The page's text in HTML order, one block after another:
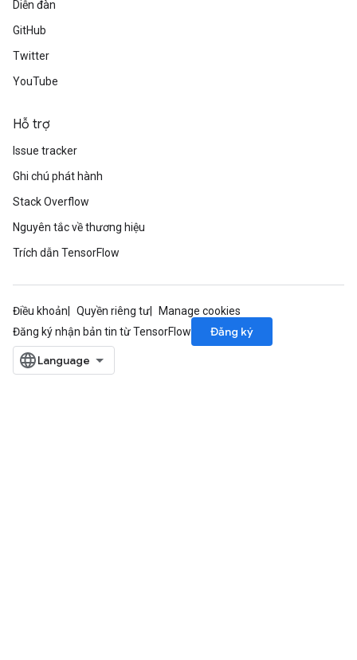
Diễn đàn
GitHub
Twitter
YouTube
Hỗ trợ
Issue tracker
Ghi chú phát hành
Stack Overflow
Nguyên tắc về thương hiệu
Trích dẫn TensorFlow
Điều khoản Quyền riêng tư
Manage cookies
Đăng ký nhận bản tin từ TensorFlow
Đăng ký